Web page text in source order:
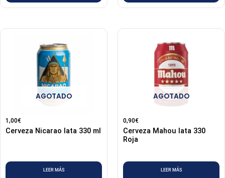
AGOTADO
1,00€
Cerveza Nicarao lata 330 ml
LEER MÁS
AGOTADO
0,90€
Cerveza Mahou lata 330
Roja
LEER MÁS